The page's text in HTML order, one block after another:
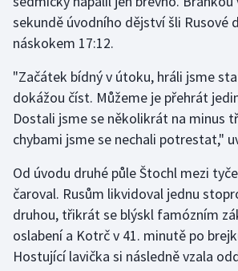
sekundě úvodního dějství šli Rusové
náskokem 17:12.
"Začátek bídný v útoku, hráli jsme
dokážou číst. Můžeme je přehrát
Dostali jsme se několikrát na minus
chybami jsme se nechali potrestat,"
Od úvodu druhé půle Štochl mezi
čaroval. Rusům likvidoval jednu
druhou, třikrát se blýskl famózním
oslabení a Kotrč v 41. minutě po
Hostující lavička si následně vzala